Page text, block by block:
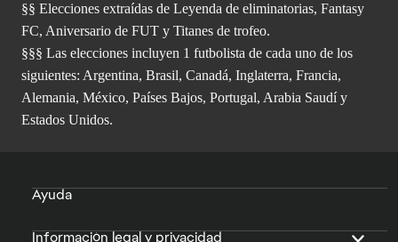
§§ Elecciones extraídas de Leyenda de eliminatorias, Fantasy
FC, Aniversario de FUT y Titanes de trofeo.
§§§ Las elecciones incluyen 1 futbolista de cada uno de los
siguientes: Argentina, Brasil, Canadá, Inglaterra, Francia,
Alemania, México, Países Bajos, Portugal, Arabia Saudí y
Estados Unidos.
Ayuda
Información legal y privacidad